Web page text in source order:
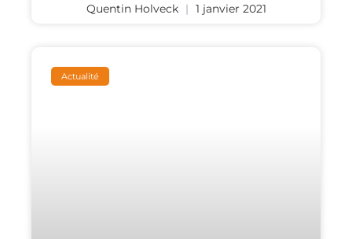
Quentin Holveck 1 janvier 2021
Actualité